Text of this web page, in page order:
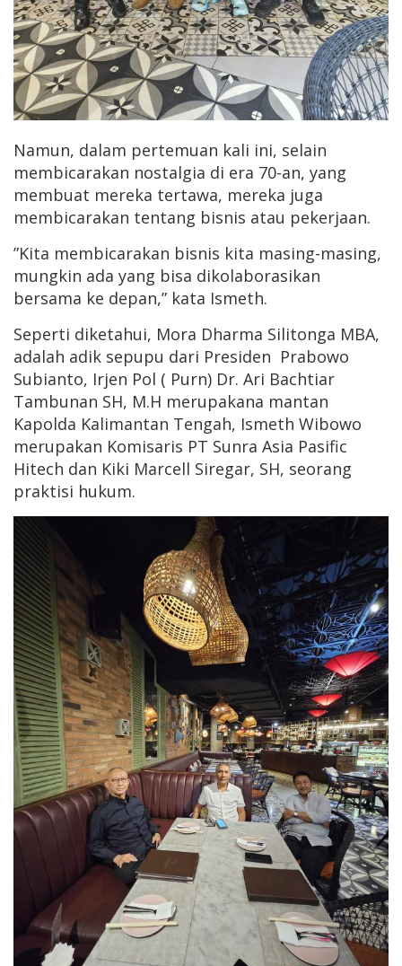
Namun, dalam pertemuan kali ini, selain
membicarakan nostalgia di era 70-an, yang
membuat mereka tertawa, mereka juga
membicarakan tentang bisnis atau pekerjaan.
”Kita membicarakan bisnis kita masing-masing,
mungkin ada yang bisa dikolaborasikan
bersama ke depan,” kata Ismeth.
Seperti diketahui, Mora Dharma Silitonga MBA,
adalah adik sepupu dari Presiden Prabowo
Subianto, Irjen Pol ( Purn) Dr. Ari Bachtiar
Tambunan SH, M.H merupakana mantan
Kapolda Kalimantan Tengah, Ismeth Wibowo
merupakan Komisaris PT Sunra Asia Pasific
Hitech dan Kiki Marcell Siregar, SH, seorang
praktisi hukum.